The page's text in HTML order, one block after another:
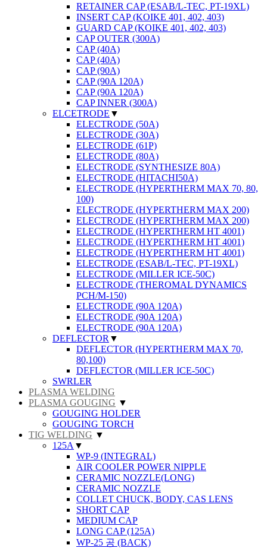
RETAINER CAP (ESAB/L-TEC, PT-19XL)
INSERT CAP (KOIKE 401, 402, 403)
GUARD CAP (KOIKE 401, 402, 403)
CAP OUTER (300A)
CAP (40A)
CAP (40A)
CAP (90A)
CAP (90A 120A)
CAP (90A 120A)
CAP INNER (300A)
ELCETRODE ▼
ELECTRODE (50A)
ELECTRODE (30A)
ELECTRODE (61P)
ELECTRODE (80A)
ELECTRODE (SYNTHESIZE 80A)
ELECTRODE (HITACHI50A)
ELECTRODE (HYPERTHERM MAX 70, 80,
100)
ELECTRODE (HYPERTHERM MAX 200)
ELECTRODE (HYPERTHERM MAX 200)
ELECTRODE (HYPERTHERM HT 4001)
ELECTRODE (HYPERTHERM HT 4001)
ELECTRODE (HYPERTHERM HT 4001)
ELECTRODE (ESAB/L-TEC, PT-19XL)
ELECTRODE (MILLER ICE-50C)
ELECTRODE (THEROMAL DYNAMICS
PCH/M-150)
ELECTRODE (90A 120A)
ELECTRODE (90A 120A)
ELECTRODE (90A 120A)
DEFLECTOR ▼
DEFLECTOR (HYPERTHERM MAX 70,
80,100)
DEFLECTOR (MILLER ICE-50C)
SWRLER
PLASMA WELDING
PLASMA GOUGING ▼
GOUGING HOLDER
GOUGING TORCH
TIG WELDING ▼
125A ▼
WP-9 (INTEGRAL)
AIR COOLER POWER NIPPLE
CERAMIC NOZZLE(LONG)
CERAMIC NOZZLE
COLLET CHUCK, BODY, CAS LENS
SHORT CAP
MEDIUM CAP
LONG CAP (125A)
WP-25 공 (BACK)